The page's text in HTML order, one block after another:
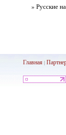
» Русские
Главная|